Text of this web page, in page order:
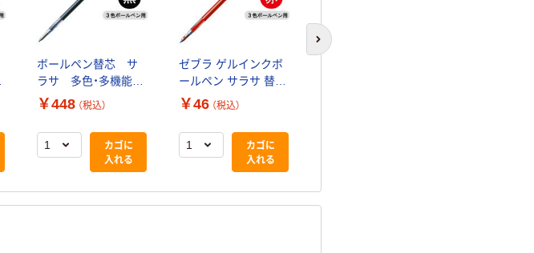
ボールペン替芯 サ
ラサ 多色・多機能ペ
ン用 JK-0.5mm芯
ゼブラ
￥448 （税込）
カゴに
入れる
ゼブラ ゲルインクボ
ールペン サラサ 替芯
JK-0.5芯 赤 RJK-R 1
￥46 （税込）
カゴに
入れる
次のスライドへ